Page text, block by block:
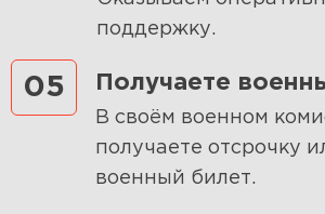
поддержку.
05 Получаете
В своём военном
получаете отсрочку
военный билет.